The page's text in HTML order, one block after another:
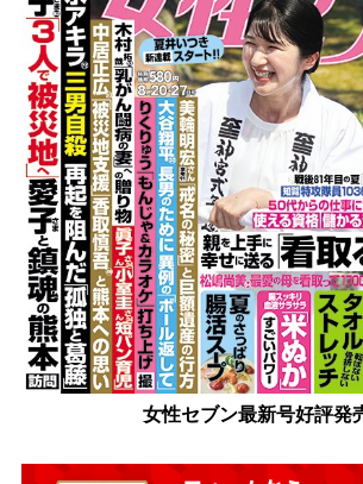
女性セブン最新号好評発